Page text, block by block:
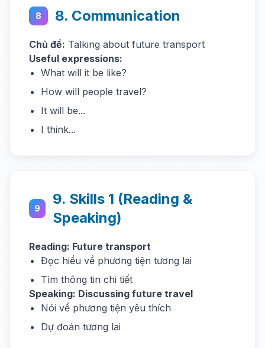
8 8. Communication
Chủ đề: Talking about future transport
Useful expressions:
What will it be like?
How will people travel?
It will be...
I think...
9
9. Skills 1 (Reading &
Speaking)
Reading: Future transport
Đọc hiểu về phương tiện tương lai
Tìm thông tin chi tiết
Speaking: Discussing future travel
Nói về phương tiện yêu thích
Dự đoán tương lai